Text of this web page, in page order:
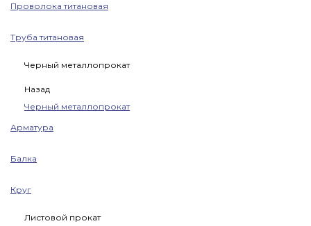
Проволока титановая
Труба титановая
Черный металлопрокат
Назад
Черный металлопрокат
Арматура
Балка
Круг
Листовой прокат